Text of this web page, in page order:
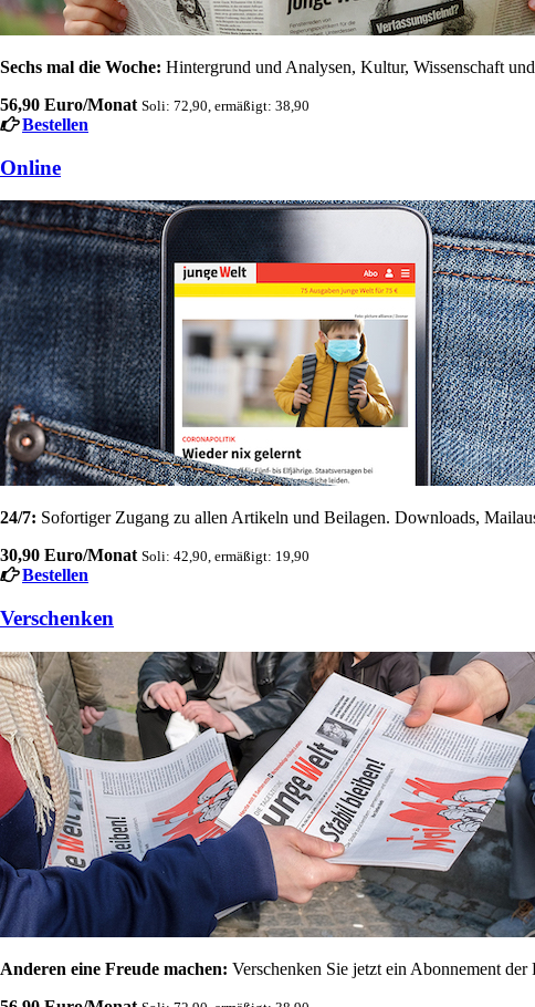
Sechs mal die Woche: Hintergrund und Analysen, Kultur, Wissenschaft
56,90 Euro/Monat Soli: 72,90, ermäßigt: 38,90
Bestellen
Online
24/7: Sofortiger Zugang zu allen Artikeln und Beilagen. Downloads,
30,90 Euro/Monat Soli: 42,90, ermäßigt: 19,90
Bestellen
Verschenken
Anderen eine Freude machen: Verschenken Sie jetzt ein Abonnement der